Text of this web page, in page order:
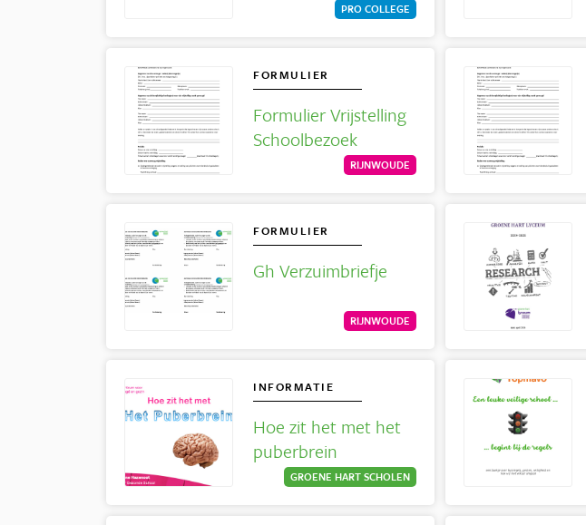
PRO COLLEGE
FORMULIER
Formulier Vrijstelling
Schoolbezoek
RIJNWOUDE
FORMULIER
Gh Verzuimbriefje
RIJNWOUDE
INFORMATIE
Hoe zit het met het
puberbrein
GROENE HART SCHOLEN